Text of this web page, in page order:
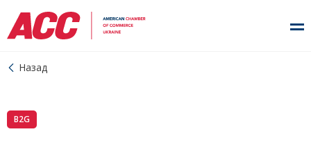
Назад
B2G